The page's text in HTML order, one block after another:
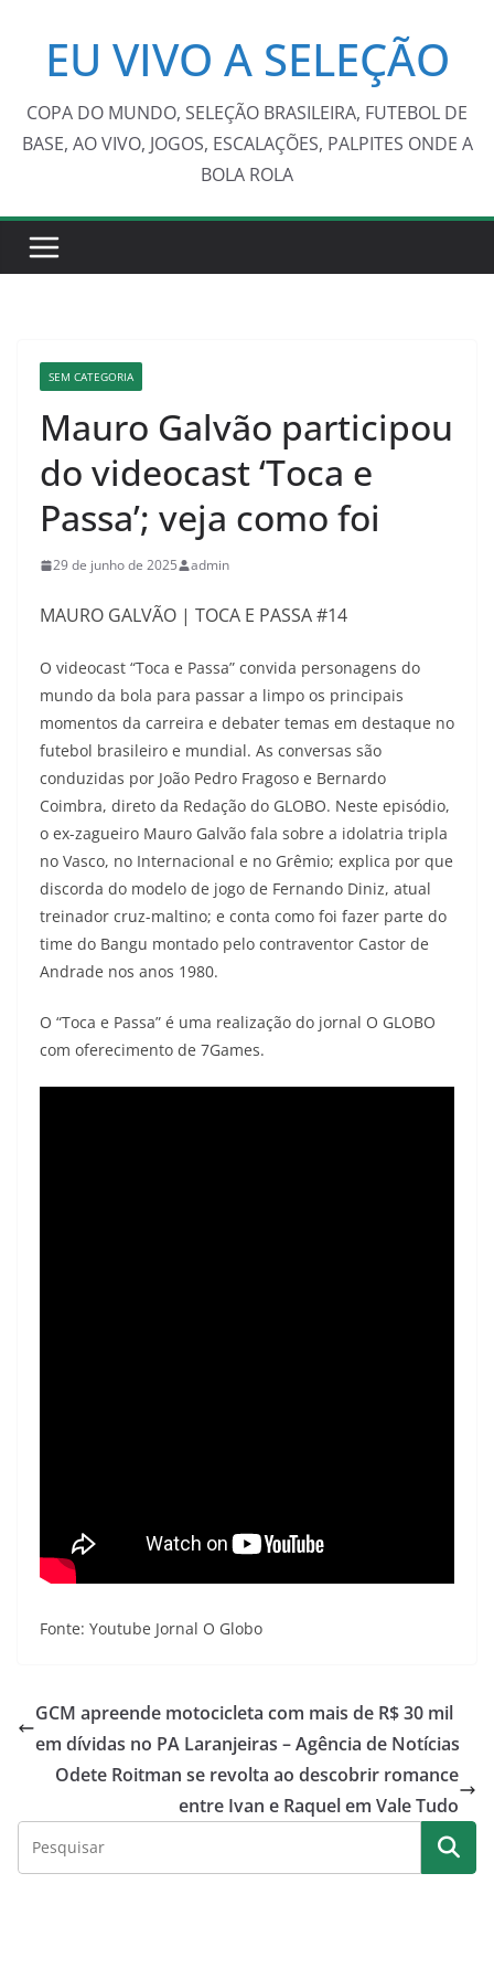
conteúdo
EU VIVO A SELEÇÃO
COPA DO MUNDO, SELEÇÃO BRASILEIRA, FUTEBOL DE
BASE, AO VIVO, JOGOS, ESCALAÇÕES, PALPITES ONDE A
BOLA ROLA
SEM CATEGORIA
Mauro Galvão participou
do videocast ‘Toca e
Passa’; veja como foi
29 de junho de 2025 admin
MAURO GALVÃO | TOCA E PASSA #14
O videocast “Toca e Passa” convida personagens do
mundo da bola para passar a limpo os principais
momentos da carreira e debater temas em destaque no
futebol brasileiro e mundial. As conversas são
conduzidas por João Pedro Fragoso e Bernardo
Coimbra, direto da Redação do GLOBO. Neste episódio,
o ex-zagueiro Mauro Galvão fala sobre a idolatria tripla
no Vasco, no Internacional e no Grêmio; explica por que
discorda do modelo de jogo de Fernando Diniz, atual
treinador cruz-maltino; e conta como foi fazer parte do
time do Bangu montado pelo contraventor Castor de
Andrade nos anos 1980.
O “Toca e Passa” é uma realização do jornal O GLOBO
com oferecimento de 7Games.
Fonte: Youtube Jornal O Globo
GCM apreende motocicleta com mais de R$ 30 mil
em dívidas no PA Laranjeiras – Agência de Notícias
Odete Roitman se revolta ao descobrir romance
entre Ivan e Raquel em Vale Tudo